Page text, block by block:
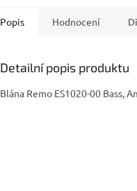
Popis Hodnocení
Detailní popis produktu
Blána Remo ES1020-00 Bass,